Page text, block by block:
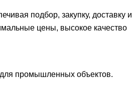
подбор, закупку, доставку и
цены, высокое качество
промышленных объектов.